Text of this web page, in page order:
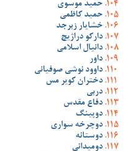
حمید موسوی
حمید کاظمی
خشایار زبرجد
دارکو دراژیچ
دانیال اسلامی
داور
داوود نوشی صوفیانی
دختران کویر مس
دربی
دفاع مقدس
دوپینگ
دوچرخه سواری
دوستانه
دومیدانی